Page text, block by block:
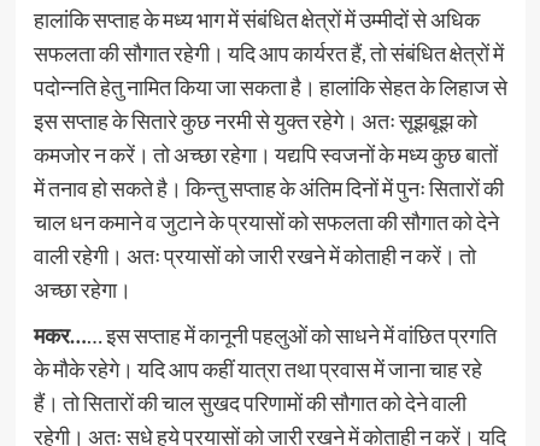
हालांकि सप्ताह के मध्य भाग में संबंधित क्षेत्रों में उम्मीदों से अधिक
सफलता की सौगात रहेगी। यदि आप कार्यरत हैं, तो संबंधित क्षेत्रों में
पदोन्नति हेतु नामित किया जा सकता है। हालांकि सेहत के लिहाज से
इस सप्ताह के सितारे कुछ नरमी से युक्त रहेगे। अतः सूझबूझ को
कमजोर न करें। तो अच्छा रहेगा। यद्यपि स्वजनों के मध्य कुछ बातों
में तनाव हो सकते है। किन्तु सप्ताह के अंतिम दिनों में पुनः सितारों की
चाल धन कमाने व जुटाने के प्रयासों को सफलता की सौगात को देने
वाली रहेगी। अतः प्रयासों को जारी रखने में कोताही न करें। तो
अच्छा रहेगा।
मकर…… इस सप्ताह में कानूनी पहलुओं को साधने में वांछित प्रगति
के मौके रहेगे। यदि आप कहीं यात्रा तथा प्रवास में जाना चाह रहे
हैं। तो सितारों की चाल सुखद परिणामों की सौगात को देने वाली
रहेगी। अतः सधे हुये प्रयासों को जारी रखने में कोताही न करें। यदि